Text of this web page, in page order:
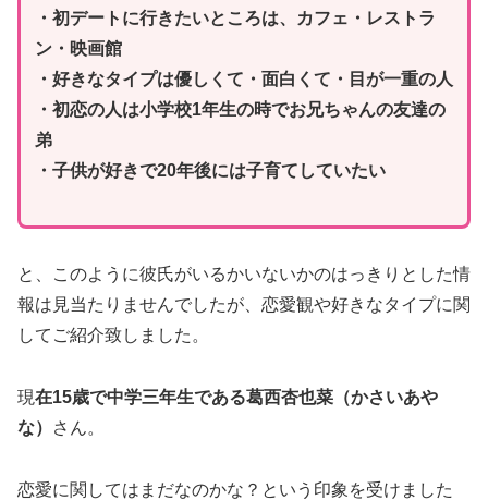
・初デートに行きたいところは、カフェ・レストラ
ン・映画館
・好きなタイプは優しくて・面白くて・目が一重の人
・初恋の人は小学校1年生の時でお兄ちゃんの友達の
弟
・子供が好きで20年後には子育てしていたい
と、このように彼氏がいるかいないかのはっきりとした情
報は見当たりませんでしたが、恋愛観や好きなタイプに関
してご紹介致しました。
現在15歳で中学三年生である葛西杏也菜（かさいあや
な）
さん。
恋愛に関してはまだなのかな？という印象を受けました